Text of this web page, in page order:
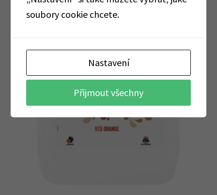
soubory cookie chcete.
Nastavení
Přijmout všechny